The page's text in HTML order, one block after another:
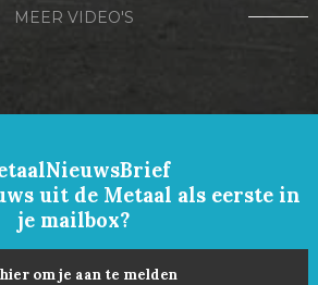
MEER VIDEO'S
uit de Metaal als eerste in
je mailbox?
om je aan te melden